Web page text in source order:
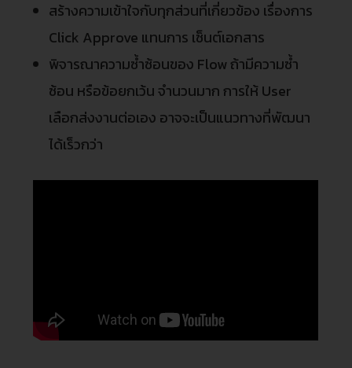
สร้างความเข้าใจกับทุกส่วนที่เกี่ยวข้อง เรื่องการ
Click Approve แทนการ เซ็นต์เอกสาร
พิจารณาความซ้ำซ้อนของ Flow ถ้ามีความซ้ำ
ซ้อน หรือข้อยกเว้น จำนวนมาก การให้ User
เลือกส่งงานต่อเอง อาจจะเป็นแนวทางที่พัฒนา
ได้เร็วกว่า